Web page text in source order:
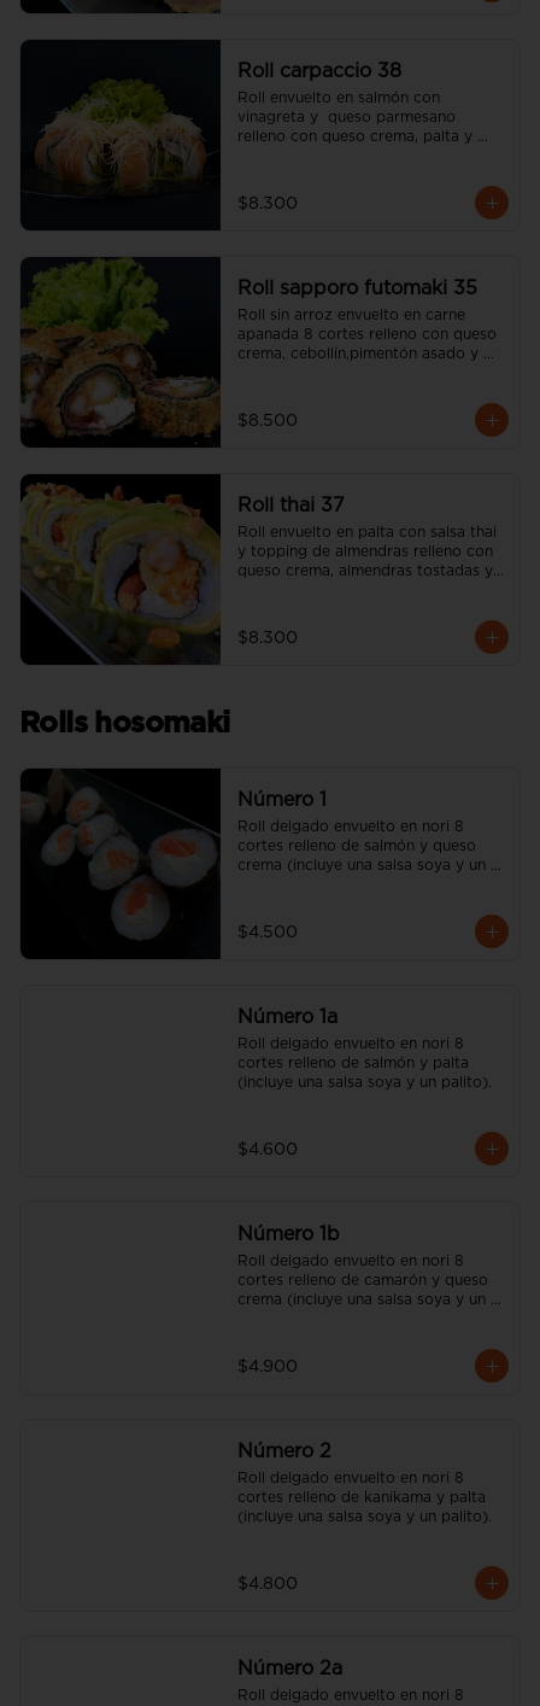
Roll carpaccio 38
Roll envuelto en salmón con
vinagreta y  queso parmesano
relleno con queso crema, palta y
$8.300
Roll sapporo futomaki 35
Roll sin arroz envuelto en carne
apanada 8 cortes relleno con queso
crema, cebollín,pimentón asado y
$8.500
Roll thai 37
Roll envuelto en palta con salsa thai
y topping de almendras relleno con
queso crema, almendras tostadas y
$8.300
Rolls hosomaki
Número 1
Roll delgado envuelto en nori 8
cortes relleno de salmón y queso
crema (incluye una salsa soya y un
$4.500
Número 1a
Roll delgado envuelto en nori 8
cortes relleno de salmón y palta
(incluye una salsa soya y un palito).
$4.600
Número 1b
Roll delgado envuelto en nori 8
cortes relleno de camarón y queso
crema (incluye una salsa soya y un
$4.900
Número 2
Roll delgado envuelto en nori 8
cortes relleno de kanikama y palta
(incluye una salsa soya y un palito).
$4.800
Número 2a
Roll delgado envuelto en nori 8